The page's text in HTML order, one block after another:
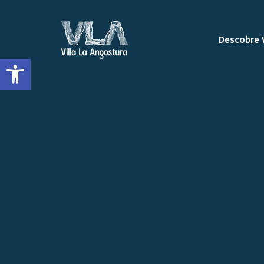
Abrir a barra de ferramentas
Descobre